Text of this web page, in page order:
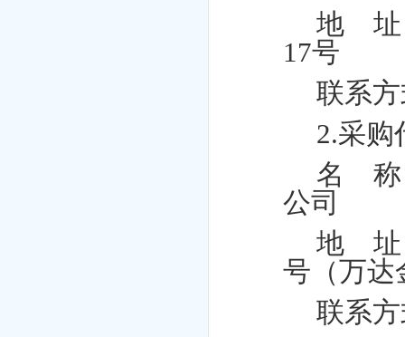
地 址
17号
联系方
2.采购
名 称
公司
地 址
号（万达
联系方